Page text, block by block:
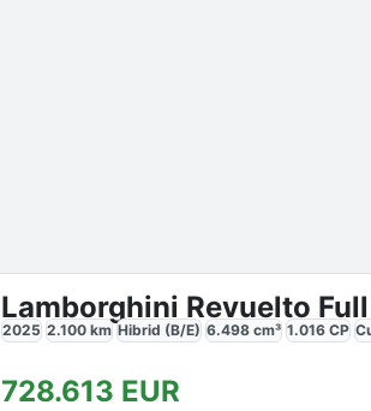
2025 2.100 km Hibrid (B/E) 6.498 cm³ 1.016 CP
728.613 EUR